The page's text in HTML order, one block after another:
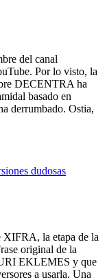
del canal
Por lo visto, la
DECENTRA ha
basado en
derrumbado. Ostia,
dudosas
XIFRA, la etapa de la
original de la
EKLEMES y que
a usarla. Una